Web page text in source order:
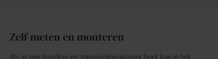
Zelf meten en monteren
Als je een handige en zorgvuldige klusser bent kun je het